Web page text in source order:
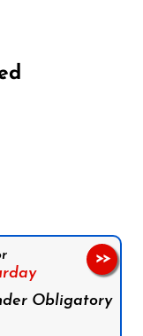
Obligatory
>>